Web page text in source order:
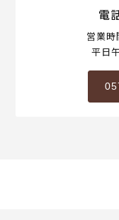
電
営業時
平日